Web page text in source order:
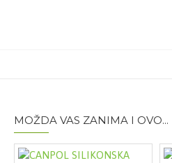
MOŽDA VAS ZANIMA I OVO...